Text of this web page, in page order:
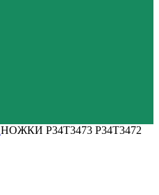
НОЖКИ P34T3473 P34T3472